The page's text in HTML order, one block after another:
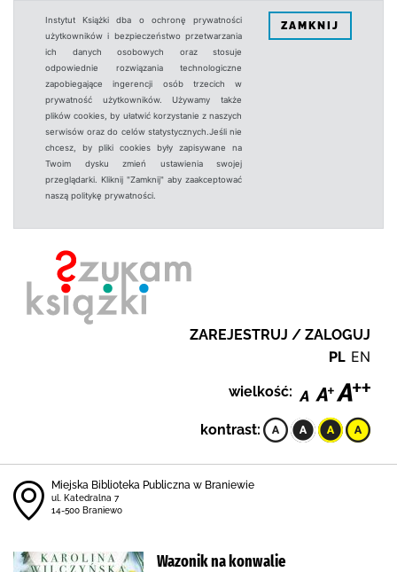
Instytut Książki dba o ochronę prywatności
użytkowników i bezpieczeństwo przetwarzania
ich danych osobowych oraz stosuje
odpowiednie rozwiązania technologiczne
zapobiegające ingerencji osób trzecich w
prywatność użytkowników. Używamy także
plików cookies, by ułatwić korzystanie z naszych
serwisów oraz do celów statystycznych.Jeśli nie
chcesz, by pliki cookies były zapisywane na
Twoim dysku zmień ustawienia swojej
przeglądarki. Kliknij "Zamknij" aby zaakceptować
naszą politykę prywatności.
ZAMKNIJ
ZAREJESTRUJ / ZALOGUJ
PL EN
wielkość:
kontrast:
Miejska Biblioteka Publiczna w Braniewie
ul. Katedralna 7
14-500 Braniewo
Wazonik na konwalie